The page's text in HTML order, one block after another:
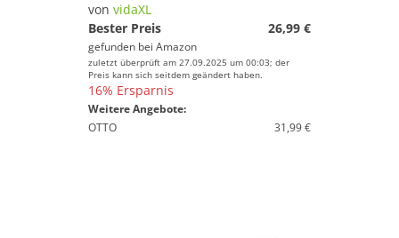
von vidaXL
Bester Preis
26,99 €
gefunden bei Amazon
zuletzt überprüft am 27.09.2025 um 00:03; der
Preis kann sich seitdem geändert haben.
16% Ersparnis
Weitere Angebote:
OTTO
31,99 €